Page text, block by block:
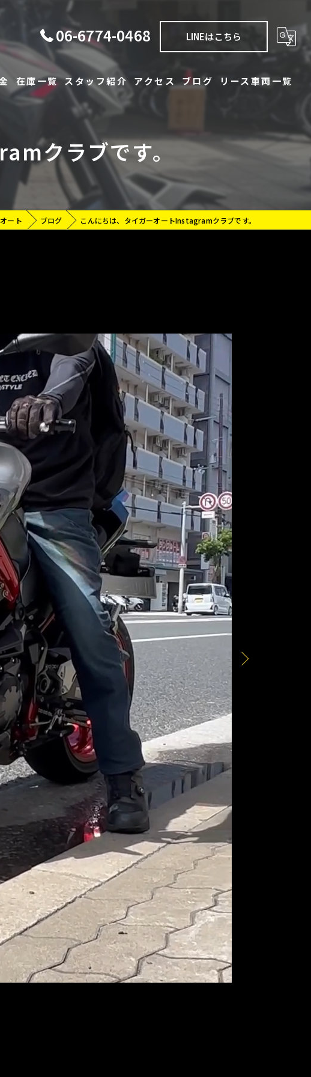
06-6774-0468 LINEはこちら
在庫一覧
レンタル
スタッフ紹介 アクセス ブログ リース車両一覧
クラブです。
ート ブログ こんにちは、タイガーオートInstagramクラブです。